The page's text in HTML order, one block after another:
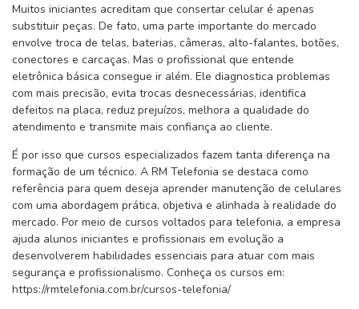
Muitos iniciantes acreditam que consertar celular é apenas
substituir peças. De fato, uma parte importante do mercado
envolve troca de telas, baterias, câmeras, alto-falantes, botões,
conectores e carcaças. Mas o profissional que entende
eletrônica básica consegue ir além. Ele diagnostica problemas
com mais precisão, evita trocas desnecessárias, identifica
defeitos na placa, reduz prejuízos, melhora a qualidade do
atendimento e transmite mais confiança ao cliente.
É por isso que cursos especializados fazem tanta diferença na
formação de um técnico. A RM Telefonia se destaca como
referência para quem deseja aprender manutenção de celulares
com uma abordagem prática, objetiva e alinhada à realidade do
mercado. Por meio de cursos voltados para telefonia, a empresa
ajuda alunos iniciantes e profissionais em evolução a
desenvolverem habilidades essenciais para atuar com mais
segurança e profissionalismo. Conheça os cursos em:
https://rmtelefonia.com.br/cursos-telefonia/